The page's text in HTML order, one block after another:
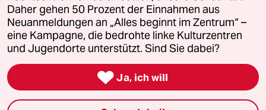
Feedback Redaktionsstatut Kommune-Richtlinien
Leitlinie Informant Datenschutz Impressum AGB
Seitenwende Einwilligungen widerrufen (Ads)
Daher gehen 50 Prozent der Einnahmen aus
Neuanmeldungen an „Alles beginnt im Zentrum“ –
eine Kampagne, die bedrohte linke Kulturzentren
und Jugendorte unterstützt. Sind Sie dabei?
 Ja, ich will